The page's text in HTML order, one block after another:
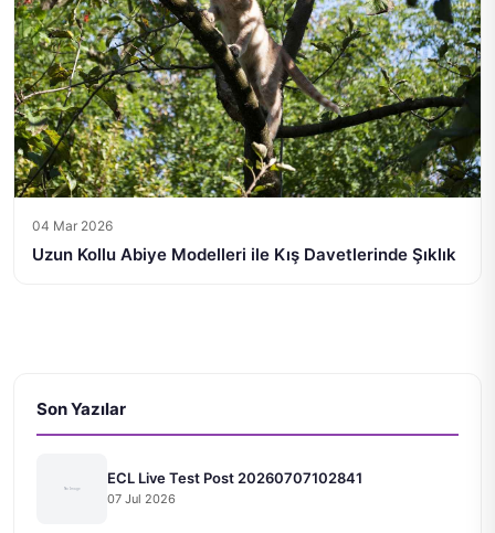
04 Mar 2026
Uzun Kollu Abiye Modelleri ile Kış Davetlerinde Şıklık
Son Yazılar
ECL Live Test Post 20260707102841
07 Jul 2026